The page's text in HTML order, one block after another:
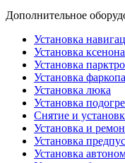
Дополнительное
Установка
Установка ксенона
Установка
Установка фаркопа
Установка люка
Установка
Снятие и
Установка и
Установка
Установка